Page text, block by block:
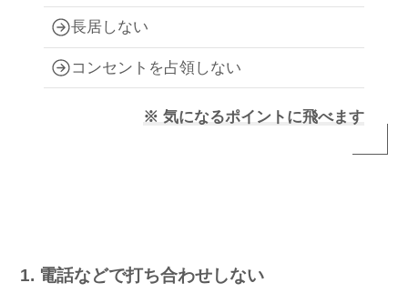
長居しない
コンセントを占領しない
※ 気になるポイントに飛べます
1. 電話などで打ち合わせしない